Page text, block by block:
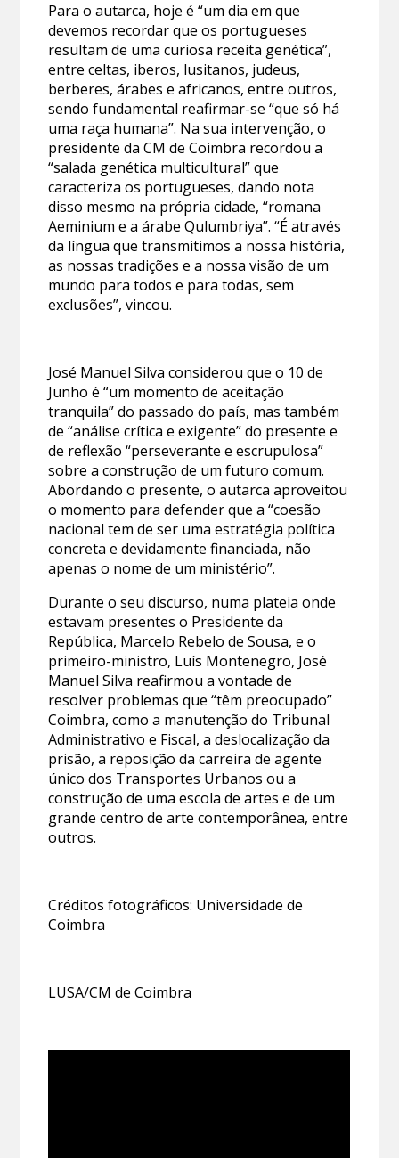
Para o autarca, hoje é “um dia em que
devemos recordar que os portugueses
resultam de uma curiosa receita genética”,
entre celtas, iberos, lusitanos, judeus,
berberes, árabes e africanos, entre outros,
sendo fundamental reafirmar-se “que só há
uma raça humana”. Na sua intervenção, o
presidente da CM de Coimbra recordou a
“salada genética multicultural” que
caracteriza os portugueses, dando nota
disso mesmo na própria cidade, “romana
Aeminium e a árabe Qulumbriya”. “É através
da língua que transmitimos a nossa história,
as nossas tradições e a nossa visão de um
mundo para todos e para todas, sem
exclusões”, vincou.
José Manuel Silva considerou que o 10 de
Junho é “um momento de aceitação
tranquila” do passado do país, mas também
de “análise crítica e exigente” do presente e
de reflexão “perseverante e escrupulosa”
sobre a construção de um futuro comum.
Abordando o presente, o autarca aproveitou
o momento para defender que a “coesão
nacional tem de ser uma estratégia política
concreta e devidamente financiada, não
apenas o nome de um ministério”.
Durante o seu discurso, numa plateia onde
estavam presentes o Presidente da
República, Marcelo Rebelo de Sousa, e o
primeiro-ministro, Luís Montenegro, José
Manuel Silva reafirmou a vontade de
resolver problemas que “têm preocupado”
Coimbra, como a manutenção do Tribunal
Administrativo e Fiscal, a deslocalização da
prisão, a reposição da carreira de agente
único dos Transportes Urbanos ou a
construção de uma escola de artes e de um
grande centro de arte contemporânea, entre
outros.
Créditos fotográficos: Universidade de
Coimbra
LUSA/CM de Coimbra